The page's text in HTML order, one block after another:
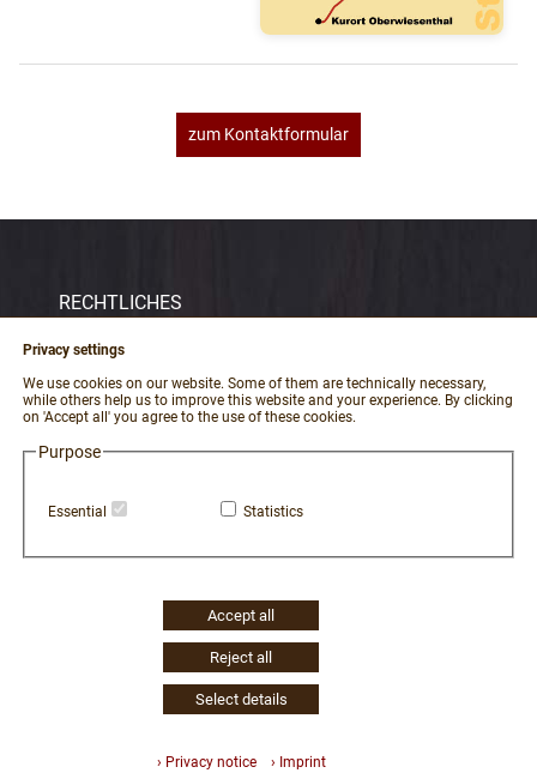
Privacy settings
We use cookies on our website. Some of them are technically necessary,
while others help us to improve this website and your experience. By clicking
on 'Accept all' you agree to the use of these cookies.
Purpose
Essential Statistics
Accept all
Reject all
Select details
› Privacy notice › Imprint
zum Kontaktformular
RECHTLICHES
Imprint
Terms and conditions
data protection
payment and shipping